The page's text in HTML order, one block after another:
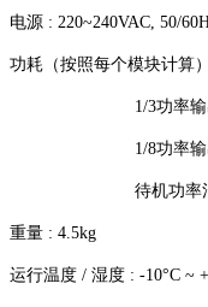
电源 : 220~240VAC, 50/
功耗（按照每个模块计算
1/3功率输出时（
1/8功率输出时（
待机功率消耗
重量 : 4.5kg
运行温度 / 湿度 : -10°C ~